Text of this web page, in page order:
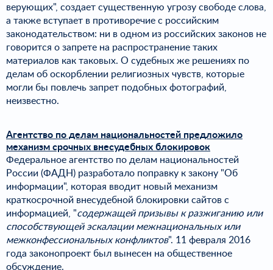
верующих", создает существенную угрозу свободе слова,
а также вступает в противоречие с российским
законодательством: ни в одном из российских законов не
говорится о запрете на распространение таких
материалов как таковых. О судебных же решениях по
делам об оскорблении религиозных чувств, которые
могли бы повлечь запрет подобных фотографий,
неизвестно.
Агентство по делам национальностей предложило
механизм срочных внесудебных блокировок
Федеральное агентство по делам национальностей
России (ФАДН) разработало поправку к закону "Об
информации", которая вводит новый механизм
краткосрочной внесудебной блокировки сайтов с
информацией, "содержащей призывы к разжиганию или
способствующей эскалации межнациональных или
межконфессиональных конфликтов". 11 февраля 2016
года законопроект был вынесен на общественное
обсуждение.